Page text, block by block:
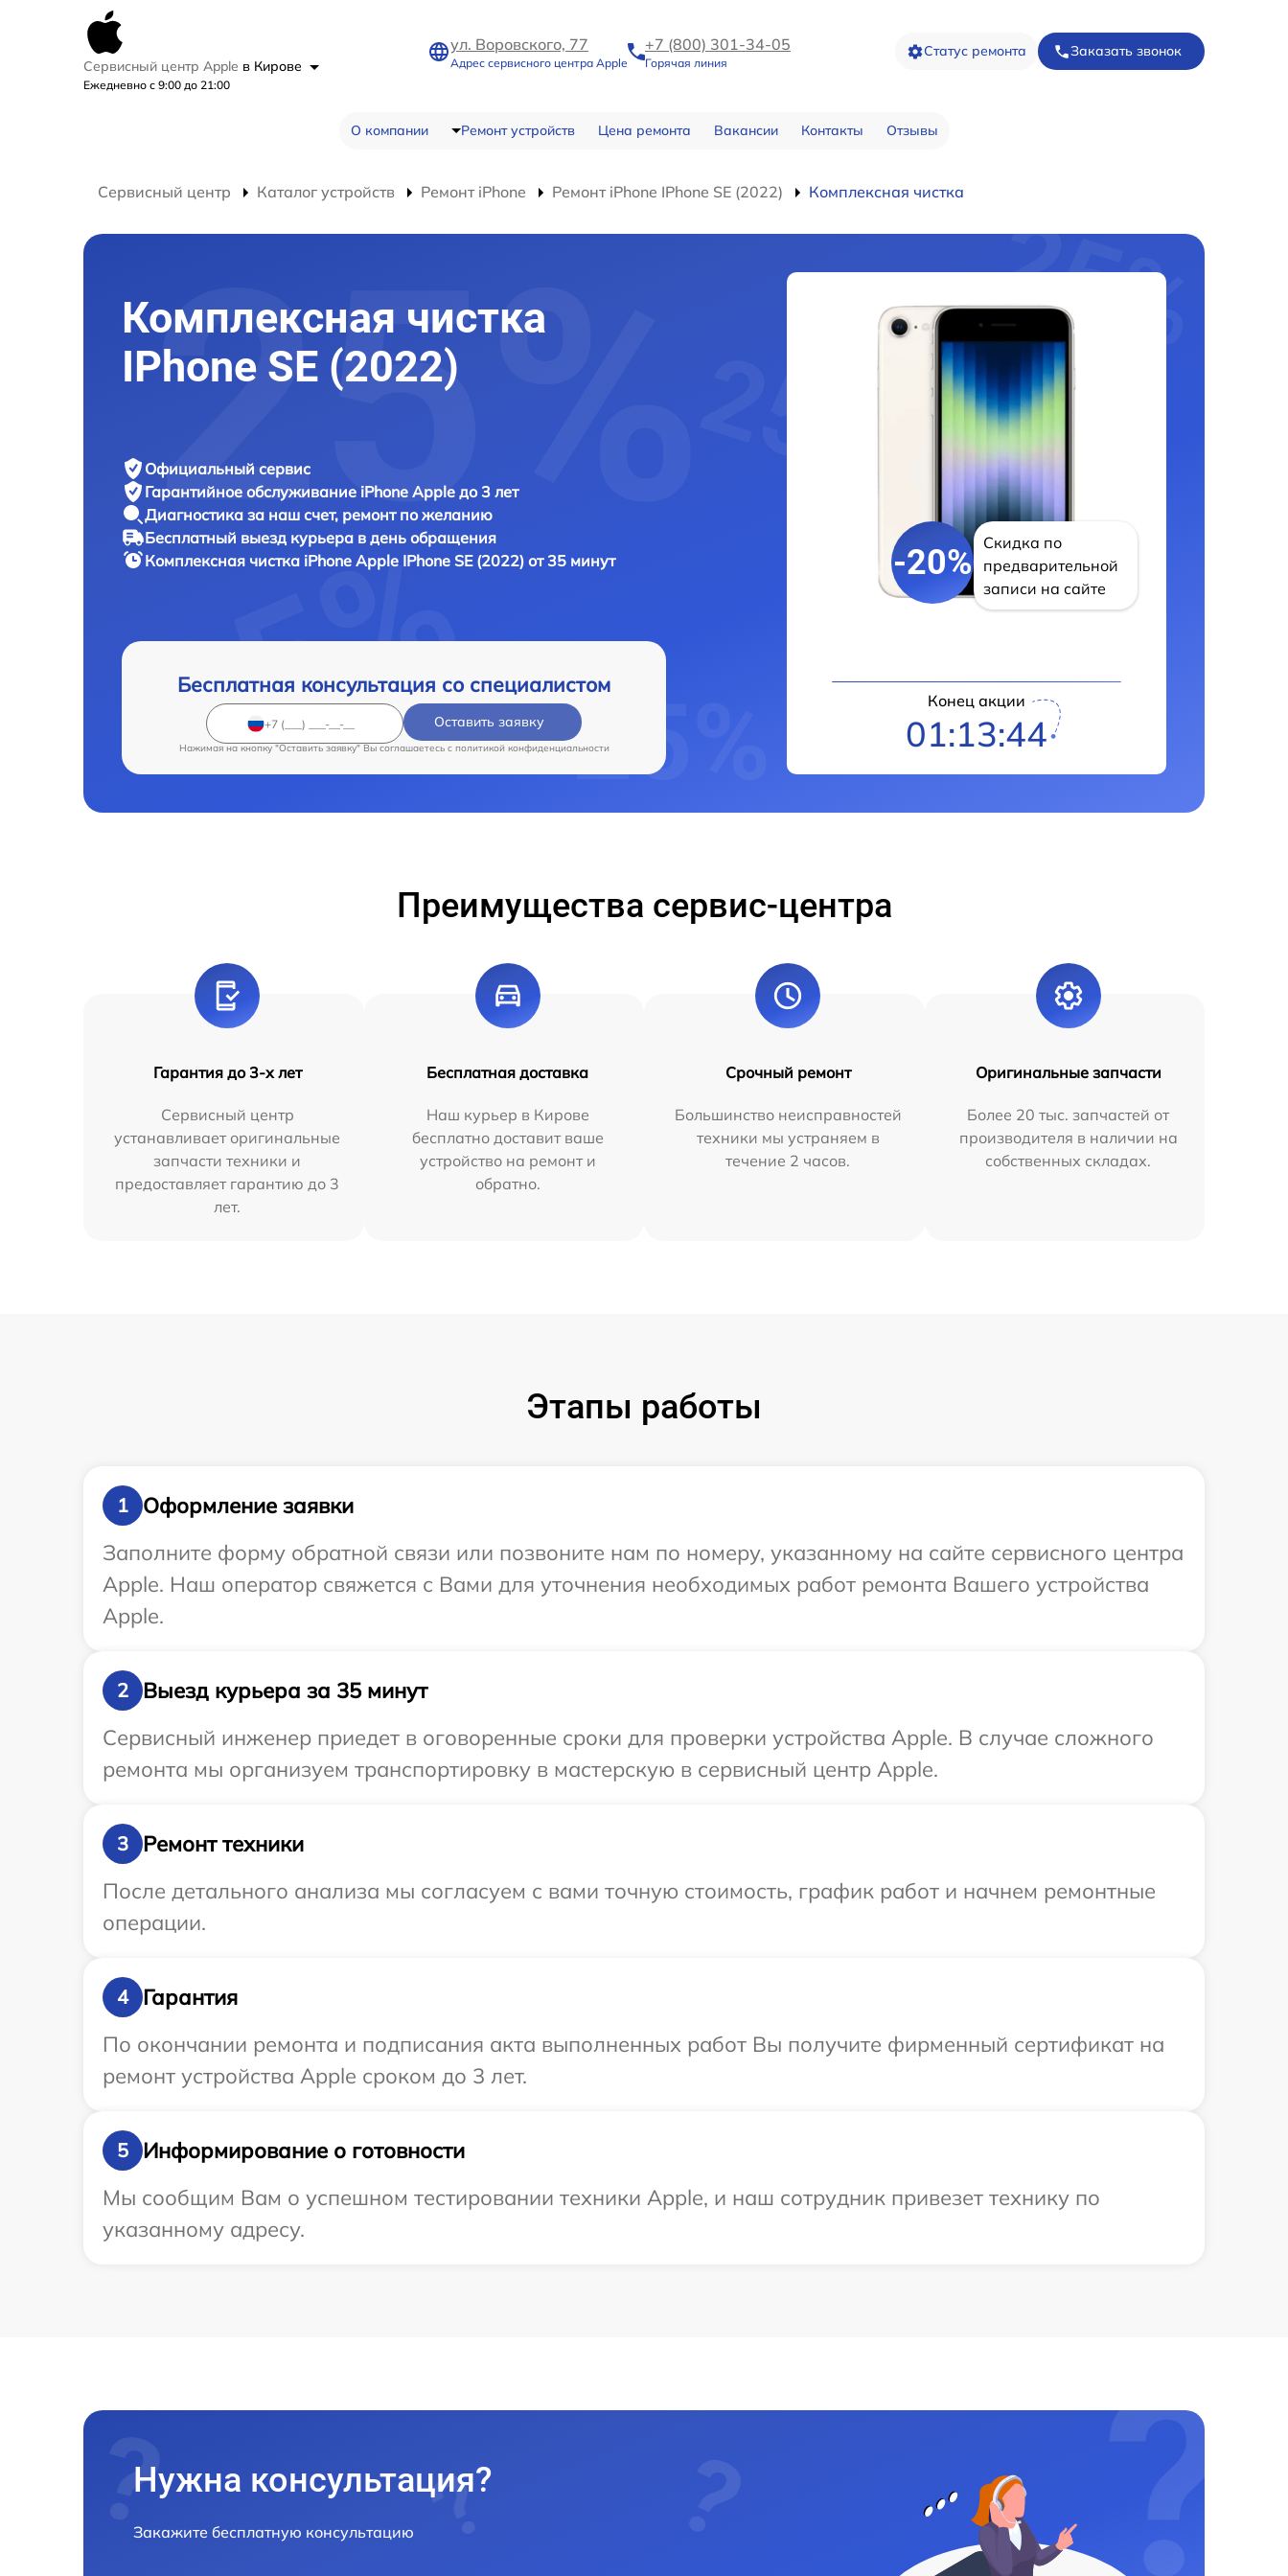
Сервисный центр Apple в Кирове
Ежедневно с 9:00 до 21:00
ул. Воровского, 77
Адрес сервисного центра Apple
+7 (800) 301-34-05
Горячая линия
Статус ремонта Заказать звонок
О компании Ремонт устройств Цена ремонта Вакансии Контакты Отзывы
Сервисный центр Каталог устройств Ремонт iPhone Ремонт iPhone IPhone SE (2022) Комплексная чистка
Комплексная чистка
IPhone SE (2022)
Официальный сервис
Гарантийное обслуживание iPhone Apple до 3 лет
Диагностика за наш счет, ремонт по желанию
Бесплатный выезд курьера в день обращения
Комплексная чистка iPhone Apple IPhone SE (2022) от 35 минут
Бесплатная консультация со специалистом
Оставить заявку
Нажимая на кнопку "Оставить заявку" Вы соглашаетесь c политикой конфиденциальности
-20%
Скидка по
предварительной
записи на сайте
Конец акции
01:13:43
Преимущества сервис-центра
Гарантия до 3-х лет
Сервисный центр
устанавливает оригинальные
запчасти техники и
предоставляет гарантию до 3
лет.
Бесплатная доставка
Наш курьер в Кирове
бесплатно доставит ваше
устройство на ремонт и
обратно.
Срочный ремонт
Большинство неисправностей
техники мы устраняем в
течение 2 часов.
Оригинальные запчасти
Более 20 тыс. запчастей от
производителя в наличии на
собственных складах.
Этапы работы
1
Оформление заявки
Заполните форму обратной связи или позвоните нам по номеру, указанному на сайте сервисного центра
Apple. Наш оператор свяжется с Вами для уточнения необходимых работ ремонта Вашего устройства
Apple.
2
Выезд курьера за 35 минут
Сервисный инженер приедет в оговоренные сроки для проверки устройства Apple. В случае сложного
ремонта мы организуем транспортировку в мастерскую в сервисный центр Apple.
3
Ремонт техники
После детального анализа мы согласуем с вами точную стоимость, график работ и начнем ремонтные
операции.
4
Гарантия
По окончании ремонта и подписания акта выполненных работ Вы получите фирменный сертификат на
ремонт устройства Apple сроком до 3 лет.
5
Информирование о готовности
Мы сообщим Вам о успешном тестировании техники Apple, и наш сотрудник привезет технику по
указанному адресу.
Нужна консультация?
Закажите бесплатную консультацию